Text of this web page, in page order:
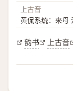
上古音
黄侃系统：來母
韵书 上古音